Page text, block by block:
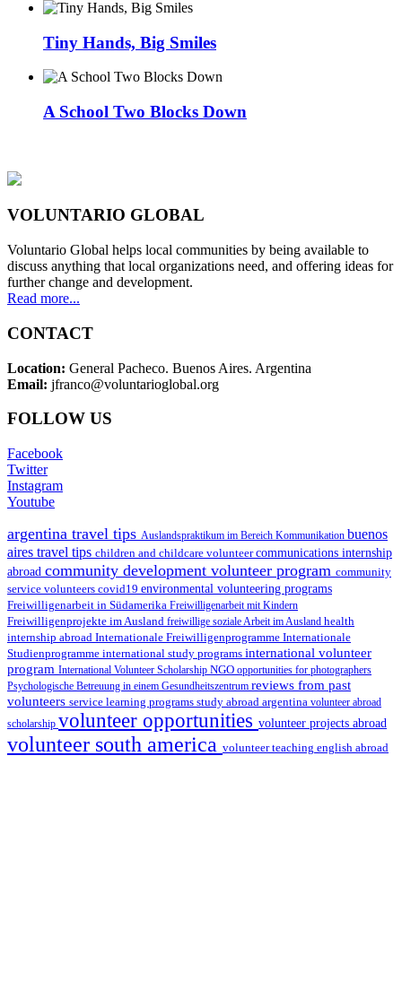
Tiny Hands, Big Smiles
A School Two Blocks Down
VOLUNTARIO GLOBAL
Voluntario Global helps local communities by being available to
discuss anything that local organizations need, and offering ideas for
further change and development.
Read more...
CONTACT
Location: General Pacheco. Buenos Aires. Argentina
Email: jfranco@voluntarioglobal.org
FOLLOW US
Facebook
Twitter
Instagram
Youtube
argentina travel tips Auslandspraktikum im Bereich Kommunikation buenos
aires travel tips children and childcare volunteercommunications internship
abroad community development volunteer program community
service volunteers covid19 environmental volunteering programs
Freiwilligenarbeit in Südamerika Freiwilligenarbeit mit Kindern
Freiwilligenprojekte im Ausland freiwillige soziale Arbeit im Ausland health
internship abroad Internationale Freiwilligenprogramme Internationale
Studienprogramme international study programs international volunteer
program International Volunteer Scholarship NGO opportunities for photographers
Psychologische Betreuung in einem Gesundheitszentrum reviews from past
volunteers service learning programs study abroad argentina volunteer abroad
scholarship volunteer opportunities volunteer projects abroad
volunteer south america volunteer teaching english abroad